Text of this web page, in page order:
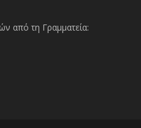
από τη Γραμματεία: